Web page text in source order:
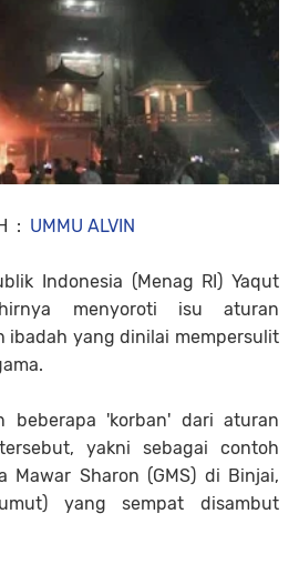
: UMMU ALVIN
Indonesia (Menag RI) Yaqut
menyoroti isu aturan
ibadah yang dinilai mempersulit
beberapa 'korban' dari aturan
yakni sebagai contoh
Mawar Sharon (GMS) di Binjai,
yang sempat disambut